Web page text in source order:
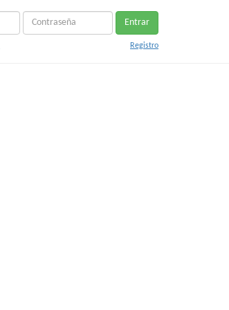
Entrar
Registro